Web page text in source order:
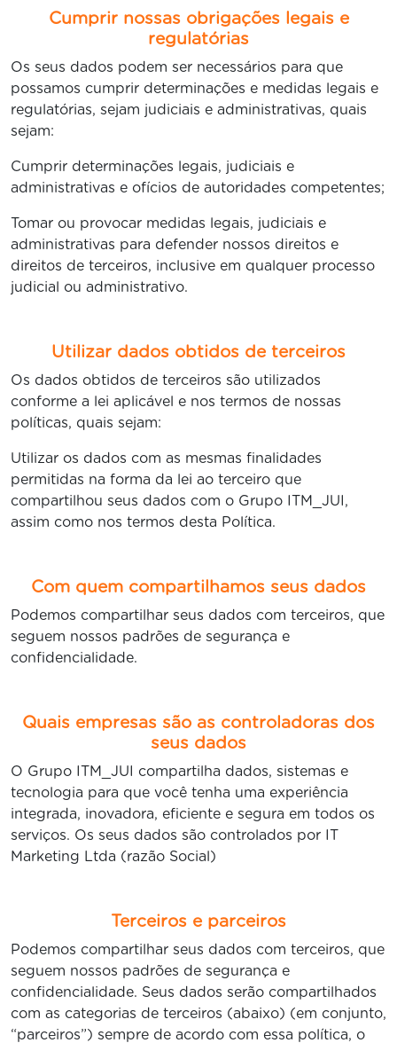
Cumprir nossas obrigações legais e
regulatórias
Os seus dados podem ser necessários para que
possamos cumprir determinações e medidas legais e
regulatórias, sejam judiciais e administrativas, quais
sejam:
Cumprir determinações legais, judiciais e
administrativas e ofícios de autoridades competentes;
Tomar ou provocar medidas legais, judiciais e
administrativas para defender nossos direitos e
direitos de terceiros, inclusive em qualquer processo
judicial ou administrativo.
Utilizar dados obtidos de terceiros
Os dados obtidos de terceiros são utilizados
conforme a lei aplicável e nos termos de nossas
políticas, quais sejam:
Utilizar os dados com as mesmas finalidades
permitidas na forma da lei ao terceiro que
compartilhou seus dados com o Grupo ITM_JUI,
assim como nos termos desta Política.
Com quem compartilhamos seus dados
Podemos compartilhar seus dados com terceiros, que
seguem nossos padrões de segurança e
confidencialidade.
Quais empresas são as controladoras dos
seus dados
O Grupo ITM_JUI compartilha dados, sistemas e
tecnologia para que você tenha uma experiência
integrada, inovadora, eficiente e segura em todos os
serviços. Os seus dados são controlados por IT
Marketing Ltda (razão Social)
Terceiros e parceiros
Podemos compartilhar seus dados com terceiros, que
seguem nossos padrões de segurança e
confidencialidade. Seus dados serão compartilhados
com as categorias de terceiros (abaixo) (em conjunto,
“parceiros”) sempre de acordo com essa política, o